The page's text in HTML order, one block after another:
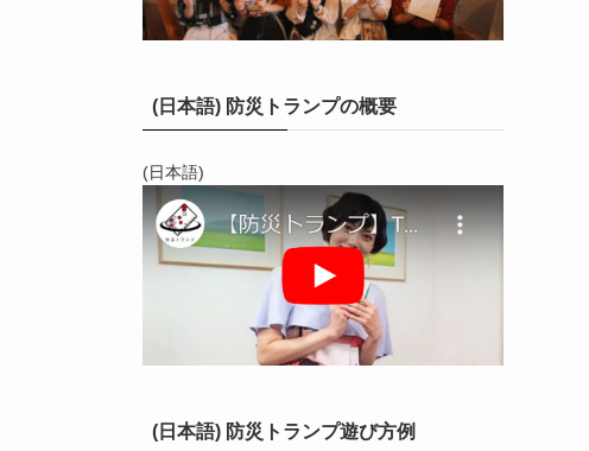
(日本語) 防災トランプの概要
(日本語)
(日本語) 防災トランプ遊び方例